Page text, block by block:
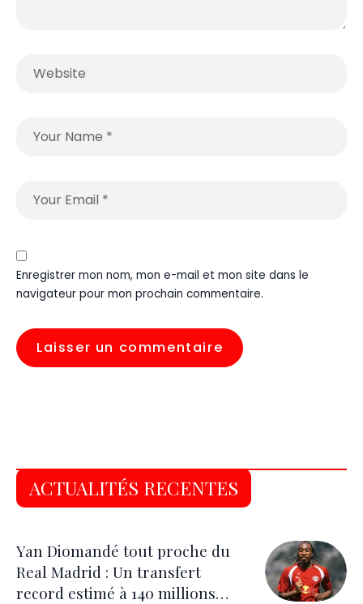
Enregistrer mon nom, mon e-mail et mon site dans le
navigateur pour mon prochain commentaire.
ACTUALITÉS RECENTES
Yan Diomandé tout proche du
Real Madrid : Un transfert
record estimé à 140 millions